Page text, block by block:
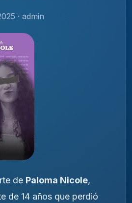
· admin
de Paloma Nicole,
de 14 años que perdió